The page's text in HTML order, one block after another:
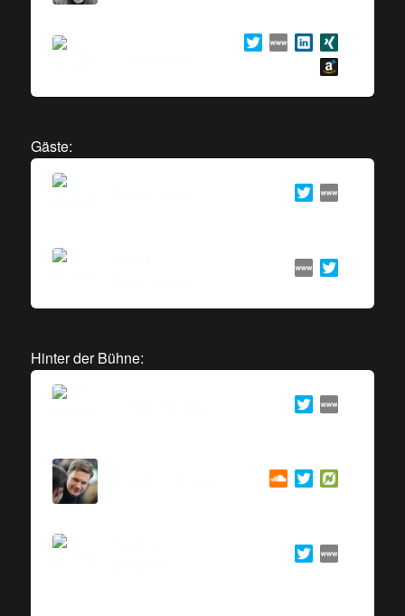
Gäste:
Hinter der Bühne: